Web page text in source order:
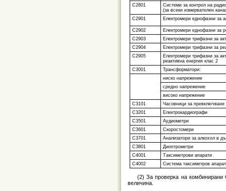
С2801
Системи за контрол на
(за всеки измервателен
С2901
Електромери еднофазни за
С2902
Електромери еднофазни за
С2903
Електромери трифазни за
С2904
Електромери трифазни за
С2905
Електромери трифазни за
реактивна енергия клас 2
С3001
Трансформатори:
ниско напрежение
средно напрежение
високо напрежение
С3101
Часовници за
С3201
Електрокардиографи
С3501
Аудиометри
С3601
Скоростомери
С3701
Анализатори за алкохол в
С3801
Диоптрометри
C4001
Таксиметрови апарати
C4002
Система таксиметров
(2) За проверка на
величина.